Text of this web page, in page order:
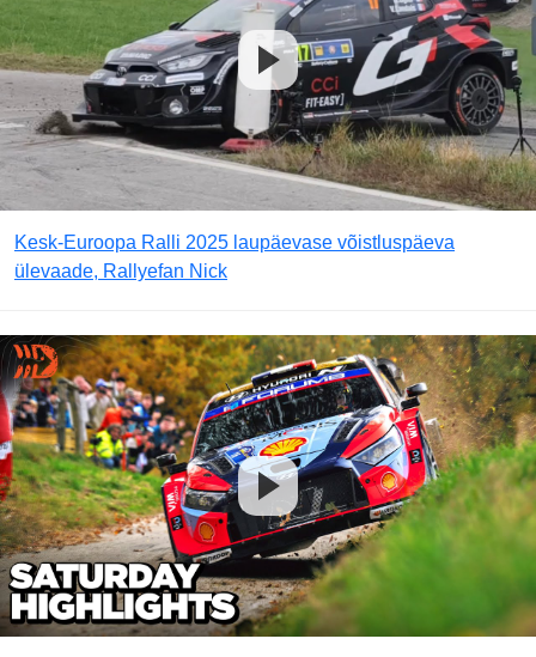
Kesk-Euroopa Ralli 2025 laupäevase võistluspäeva
ülevaade, Rallyefan Nick